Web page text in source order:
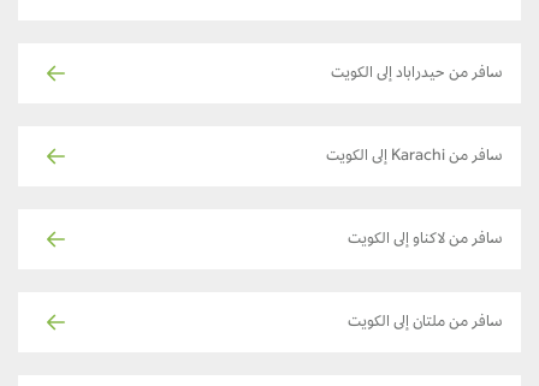
سافر من حيدراباد إلى الكويت
سافر من Karachi إلى الكويت
سافر من لاكناو إلى الكويت
سافر من ملتان إلى الكويت